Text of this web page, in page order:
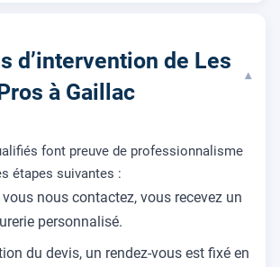
d’intervention de Les
à Gaillac
▾
font preuve de professionnalisme
étapes suivantes :
nous contactez, vous recevez un
personnalisé.
du devis, un rendez-vous est fixé en